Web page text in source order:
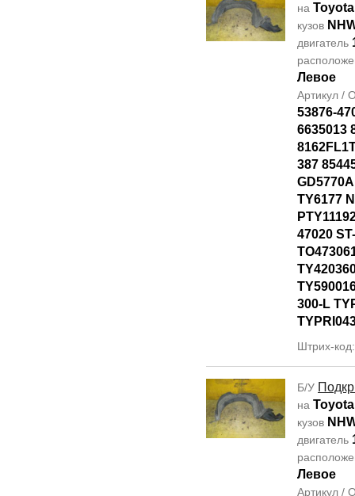
на
кузов
двигатель
Левое
Артикул /
53876-
6635013
387
TY6177
47020
300-L
Штрих-
Б/У
на
кузов
двигатель
Левое
Артикул /